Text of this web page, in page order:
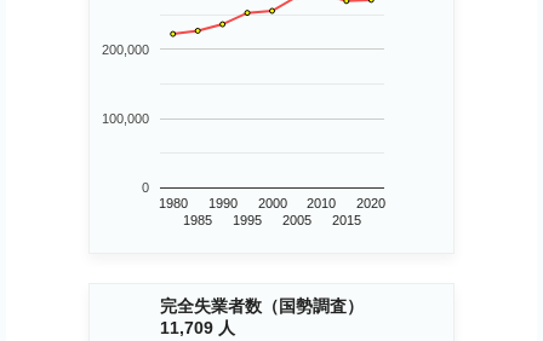
1980
1985
1990
1995
2000
2005
2010
2015
2020
0
100,000
200,000
完全失業者数（国勢調査）
11,709 人